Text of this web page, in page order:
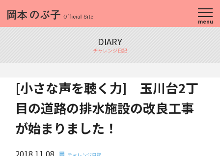
menu
DIARY
チャレンジ日記
[小さな声を聴く力] 玉川台2丁
目の道路の排水施設の改良工事
が始まりました！
2018.11.08